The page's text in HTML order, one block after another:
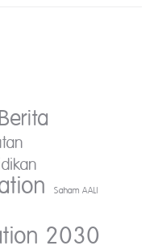
Berita
Saham AALI
2030